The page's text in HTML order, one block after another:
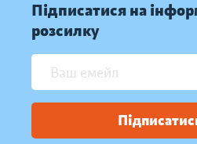
Підписатися на
розсилку